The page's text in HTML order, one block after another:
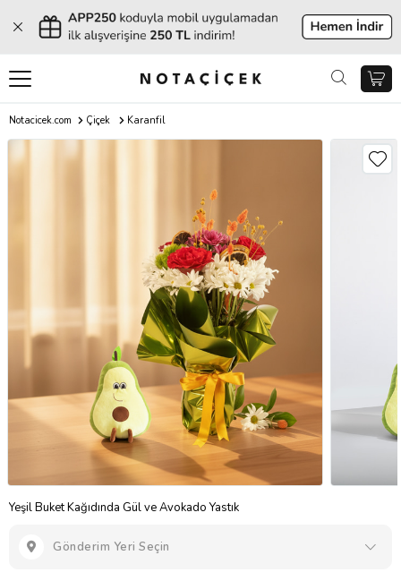
Notacicek.com Çiçek Karanfil
Yeşil Buket Kağıdında Gül ve Avokado Yastık
Gönderim Yeri Seçin